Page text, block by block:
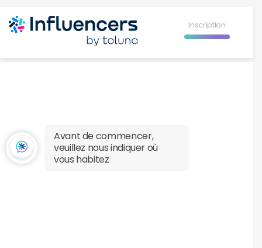
Influence Your
Inscription
Avant de commencer,
veuillez nous indiquer où
vous habitez